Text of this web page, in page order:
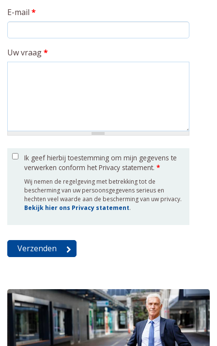
E-mail *
Uw vraag*
Ik geef hierbij toestemming om mijn gegevens te
verwerken conform het Privacy statement. *
Wij nemen de regelgeving met betrekking tot de
bescherming van uw persoonsgegevens serieus en
hechten veel waarde aan de bescherming van uw privacy.
Bekijk hier ons Privacy statement.